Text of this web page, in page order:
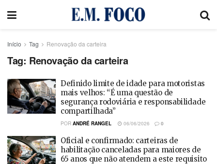
Início Tag Renovação da carteira
Tag: Renovação da carteira
Definido limite de idade para motoristas
mais velhos: “É uma questão de
segurança rodoviária e responsabilidade
compartilhada”
POR ANDRÉ RANGEL 06/06/2026 0
Oficial e confirmado: carteiras de
habilitação canceladas para maiores de
65 anos que não atendem a este requisito